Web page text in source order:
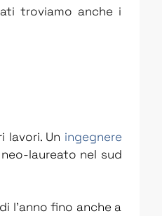
troviamo anche i
lavori. Un ingegnere
laureato nel sud
l’anno fino anche a